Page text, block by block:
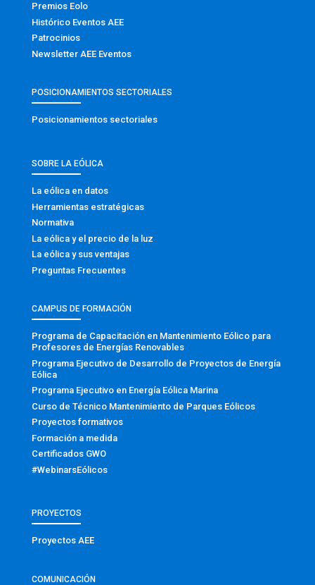
Premios Eolo
Histórico Eventos AEE
Patrocinios
Newsletter AEE Eventos
POSICIONAMIENTOS SECTORIALES
Posicionamientos sectoriales
SOBRE LA EÓLICA
La eólica en datos
Herramientas estratégicas
Normativa
La eólica y el precio de la luz
La eólica y sus ventajas
Preguntas Frecuentes
CAMPUS DE FORMACIÓN
Programa de Capacitación en Mantenimiento Eólico para
Profesores de Energías Renovables
Programa Ejecutivo de Desarrollo de Proyectos de Energía
Eólica
Programa Ejecutivo en Energía Eólica Marina
Curso de Técnico Mantenimiento de Parques Eólicos
Proyectos formativos
Formación a medida
Certificados GWO
#WebinarsEólicos
PROYECTOS
Proyectos AEE
COMUNICACIÓN